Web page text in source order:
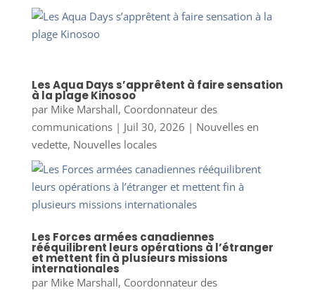
Les Aqua Days s’apprêtent à faire sensation
à la plage Kinosoo
par Mike Marshall, Coordonnateur des
communications| Juil 30, 2026 | Nouvelles en
vedette, Nouvelles locales
Les Forces armées canadiennes
rééquilibrent leurs opérations à l’étranger
et mettent fin à plusieurs missions
internationales
par Mike Marshall, Coordonnateur des